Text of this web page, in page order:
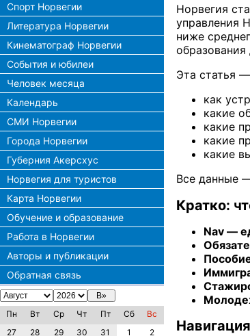
Спорт Норвегии
Литература Норвегии
Кинематограф Норвегии
События и юбилеи
Человек месяца
Календарь
СМИ Норвегии
Города Норвегии
Губерния Акерсхус
Норвегия для туристов
Карта Норвегии
Обучение и образование
Работа в Норвегии
Авторы и публикации
Обратная связь
Пн Вт Ср Чт Пт Сб
Вс
27
28 29 30 31 1
2
Норвегия
управления
ниже
Эта статья
как
какие
какие
какие
какие
Все данные
Кратко:
Nav —